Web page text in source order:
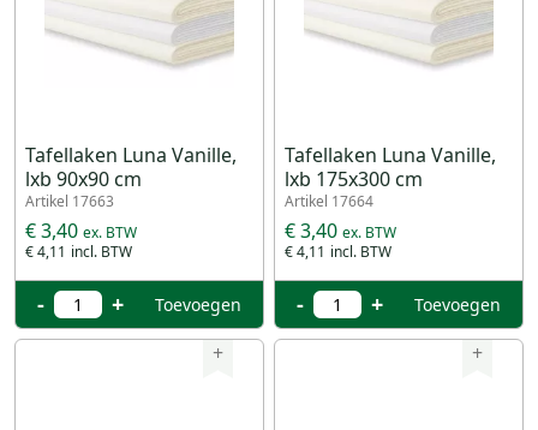
Tafellaken Luna Vanille,
lxb 90x90 cm
Artikel 17663
€ 4,11
€ 3,40
- + Toevoegen
Tafellaken Luna Vanille,
lxb 175x300 cm
Artikel 17664
€ 4,11
€ 3,40
- + Toevoegen
+ +